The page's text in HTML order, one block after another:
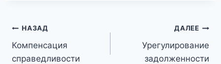
Навигация
по
НАЗАД
Компенсация
справедливости
ДАЛЕЕ
Урегулирование
задолженности